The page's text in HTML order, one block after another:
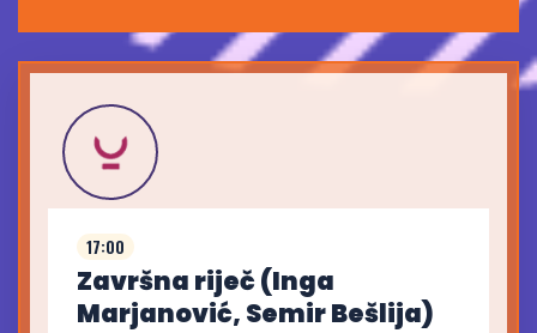
17:00
Završna riječ (Inga
Marjanović, Semir Bešlija)